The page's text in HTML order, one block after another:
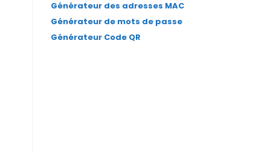
Générateur des adresses MAC
Générateur de mots de passe
Générateur Code QR